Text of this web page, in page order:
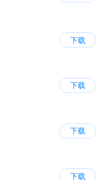
下载
下载
下载
下载